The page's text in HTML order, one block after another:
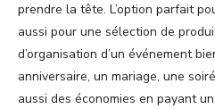
prendre la tête. L’option parfait
aussi pour une sélection de
d’organisation d’un événement
anniversaire, un mariage, une
aussi des économies en payant